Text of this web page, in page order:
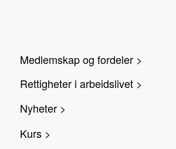
Medlemskap og fordeler >
Rettigheter i arbeidslivet >
Nyheter >
Kurs >